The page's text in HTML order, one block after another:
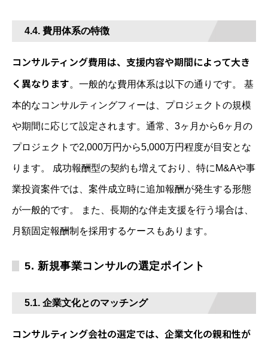
4.4. 費用体系の特徴
コンサルティング費用は、支援内容や期間によって大き
く異なります。一般的な費用体系は以下の通りです。 基
本的なコンサルティングフィーは、プロジェクトの規模
や期間に応じて設定されます。通常、3ヶ月から6ヶ月の
プロジェクトで2,000万円から5,000万円程度が目安とな
ります。 成功報酬型の契約も増えており、特にM&Aや事
業投資案件では、案件成立時に追加報酬が発生する形態
が一般的です。 また、長期的な伴走支援を行う場合は、
月額固定報酬制を採用するケースもあります。
5. 新規事業コンサルの選定ポイント
5.1. 企業文化とのマッチング
コンサルティング会社の選定では、企業文化の親和性が